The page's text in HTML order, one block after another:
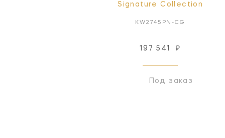
Signature Collection
KW2745PN-CG
197 541 ₽
Под заказ